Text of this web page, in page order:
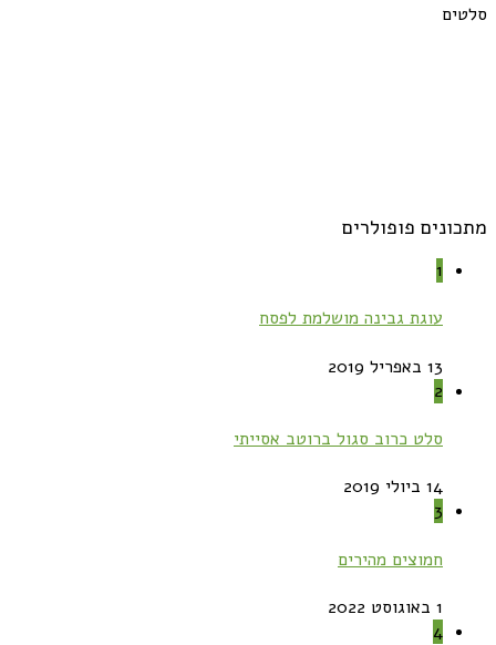
סלטים
מתכונים פופולרים
1
עוגת גבינה מושלמת לפסח
13 באפריל 2019
2
סלט כרוב סגול ברוטב אסייתי
14 ביולי 2019
3
חמוצים מהירים
1 באוגוסט 2022
4